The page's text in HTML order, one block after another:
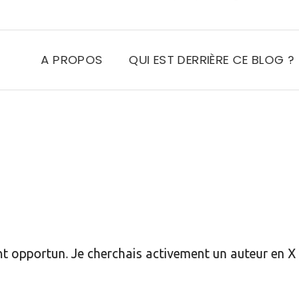
A PROPOS QUI EST DERRIÈRE CE BLOG ?
opportun. Je cherchais activement un auteur en